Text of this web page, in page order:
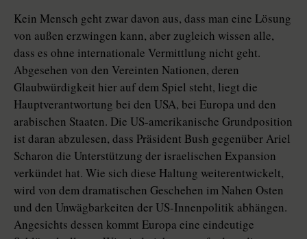
Kein Mensch geht zwar davon aus, dass man eine Lösung
von außen erzwingen kann, aber zugleich wissen alle,
dass es ohne internationale Vermittlung nicht geht.
Abgesehen von den Vereinten Nationen, deren
Glaubwürdigkeit hier auf dem Spiel steht, liegt die
Hauptverantwortung bei den USA, bei Europa und den
arabischen Staaten. Die US-amerikanische Grundposition
ist daran abzulesen, dass Präsident Bush gegenüber Ariel
Scharon die Unterstützung der israelischen Expansion
verkündet hat. Wie sich diese Haltung weiterentwickelt,
wird von dem dramatischen Geschehen im Nahen Osten
und den Unwägbarkeiten der US-Innenpolitik abhängen.
Angesichts dessen kommt Europa eine eindeutige